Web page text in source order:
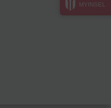
MYINSEL